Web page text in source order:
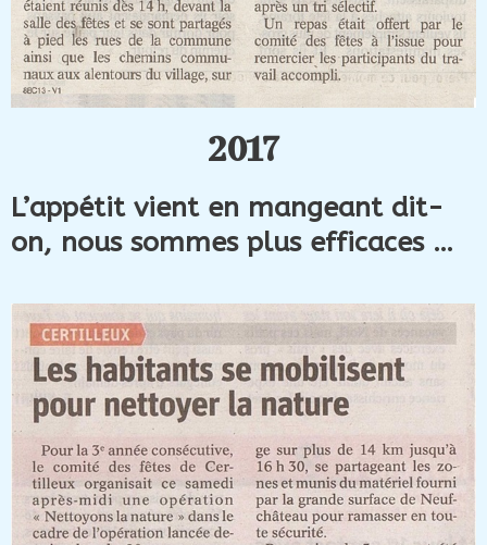
2017
L’appétit vient en mangeant dit-
on, nous sommes plus efficaces …